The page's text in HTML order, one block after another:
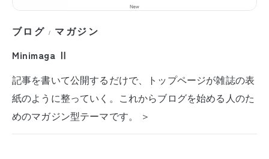
ブログ / マガジン
Minimaga Ⅱ
記事を書いて公開するだけで、トップページが雑誌の表
紙のように整っていく。これからブログを始める人のた
めのマガジン型テーマです。 ＞